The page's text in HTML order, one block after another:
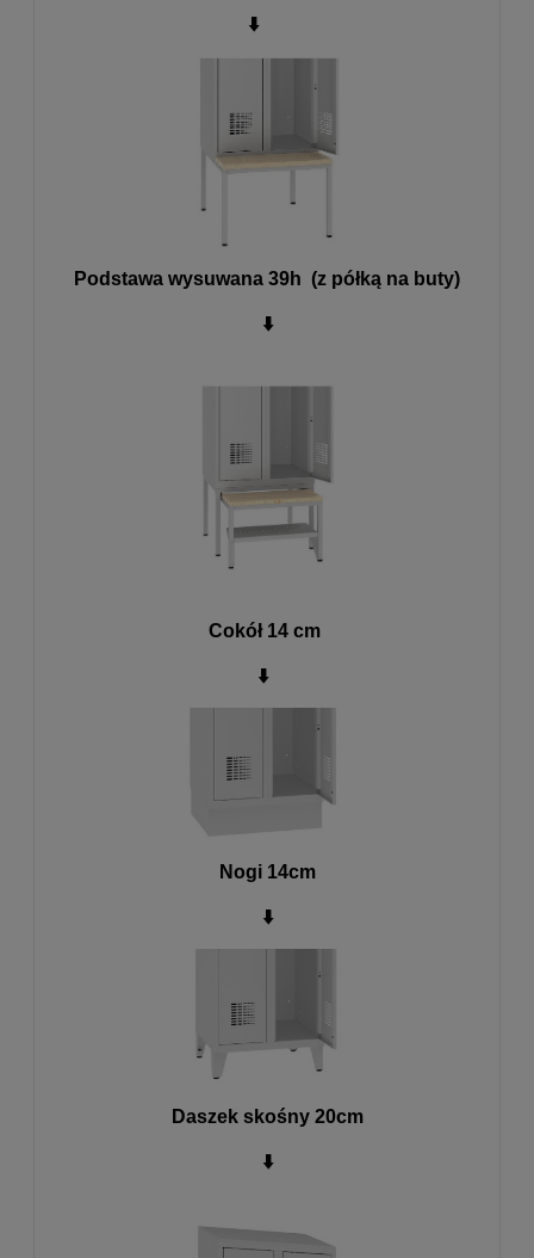
⬇️
Podstawa wysuwana 39h (z półką na buty)
⬇️
Cokół 14 cm
⬇️
Nogi 14cm
⬇️
Daszek skośny 20cm
⬇️